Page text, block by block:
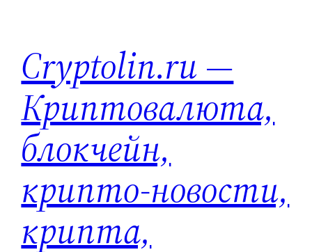
содержимому
Cryptolin.ru —
Криптовалюта,
блокчейн,
крипто-новости,
крипта,